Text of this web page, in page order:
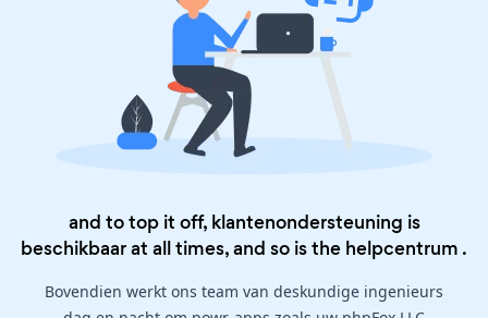
and to top it off, klantenondersteuning is
beschikbaar at all times, and so is the helpcentrum .
Bovendien werkt ons team van deskundige ingenieurs